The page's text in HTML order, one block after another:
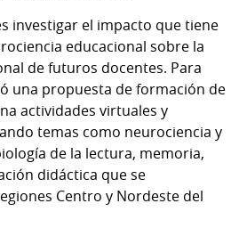
investigar el impacto que tiene
educacional sobre la
de futuros docentes. Para
una propuesta de formación de
actividades virtuales y
temas como neurociencia y
de la lectura, memoria,
didáctica que se
Centro y Nordeste del